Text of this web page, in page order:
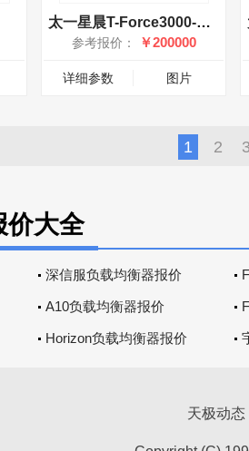
太一星晨T-Force3000-LLC
参考报价： ￥200000
详细参数 图片
1 2
价大全
深信服负载均衡器报价
A10负载均衡器报价
Horizon负载均衡器报价
天极动态